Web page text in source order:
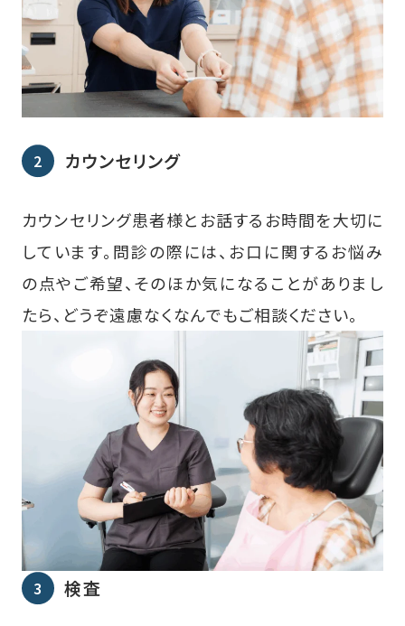
カウンセリング
カウンセリング患者様とお話するお時間を大切に
しています。問診の際には、お口に関するお悩み
の点やご希望、そのほか気になることがありまし
たら、どうぞ遠慮なくなんでもご相談ください。
検査